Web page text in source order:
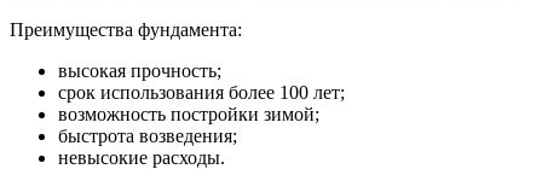
Преимущества фундамента:
высокая прочность;
срок использования более 100 лет;
возможность постройки зимой;
быстрота возведения;
невысокие расходы.